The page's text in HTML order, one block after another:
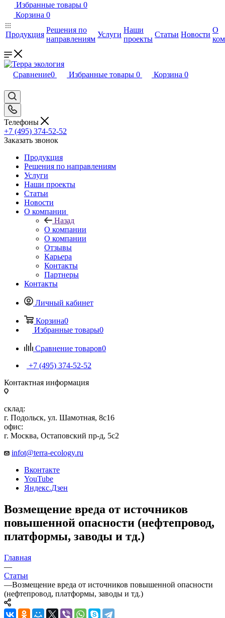
Избранные товары 0
Корзина 0
Продукция
Решения по
направлениям
Услуги
Наши
проекты
Статьи Новости
О
Сравнение0 Избранные товары 0 Корзина 0
Телефоны
+7 (495) 374-52-52
Заказать звонок
Продукция
Решения по направлениям
Услуги
Наши проекты
Статьи
Новости
О компании
Назад
О компании
О компании
Отзывы
Карьера
Контакты
Партнеры
Контакты
Личный кабинет
Корзина0
Избранные товары0
Сравнение товаров0
+7 (495) 374-52-52
Контактная информация
склад:
г. Подольск, ул. Шамотная, 8с16
офис:
г. Москва, Остаповский пр-д, 5с2
infot@terra-ecology.ru
Вконтакте
YouTube
Яндекс.Дзен
Возмещение вреда от источников
повышенной опасности (нефтепровод,
платформы, заводы и тд.)
Главная
—
Статьи
—Возмещение вреда от источников повышенной опасности
(нефтепровод, платформы, заводы и тд.)